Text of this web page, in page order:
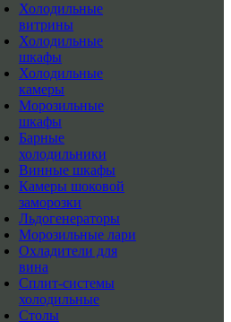
Холодильные
витрины
Холодильные
шкафы
Холодильные
камеры
Морозильные
шкафы
Барные
холодильники
Винные шкафы
Камеры шоковой
заморозки
Льдогенераторы
Морозильные лари
Охладители для
вина
Сплит-системы
холодильные
Столы